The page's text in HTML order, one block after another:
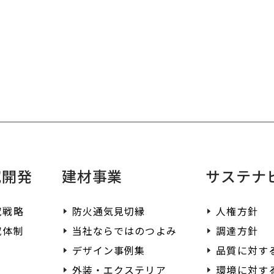
発
略
制
建材事業
防火通気見切縁
当社ならではのつよみ
デザイン事例集
外装・エクステリア
サステナ
人権方針
調達方針
品質に対す
環境に対す